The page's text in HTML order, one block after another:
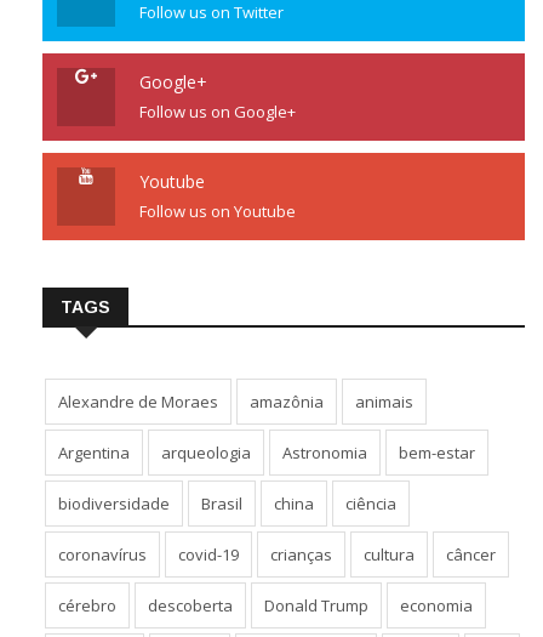
Follow us on Twitter
Google+
Follow us on Google+
Youtube
Follow us on Youtube
TAGS
Alexandre de Moraes amazônia animais
Argentina arqueologia Astronomia bem-estar
biodiversidade Brasil china ciência
coronavírus covid-19 crianças cultura câncer
cérebro descoberta Donald Trump economia